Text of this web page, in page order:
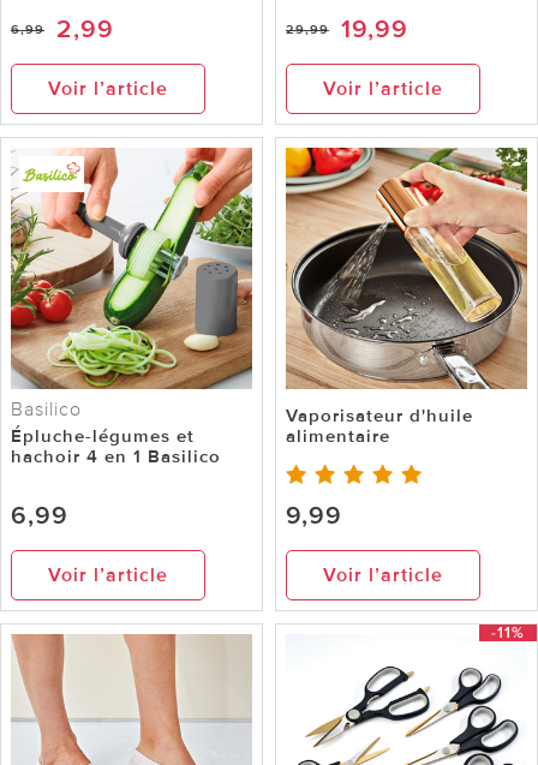
6,99 2,99
Voir l’article
29,99 19,99
Voir l’article
Basilico
Épluche-légumes et
hachoir 4 en 1 Basilico
6,99
Voir l’article
Vaporisateur d'huile
alimentaire
9,99
Voir l’article
-11%